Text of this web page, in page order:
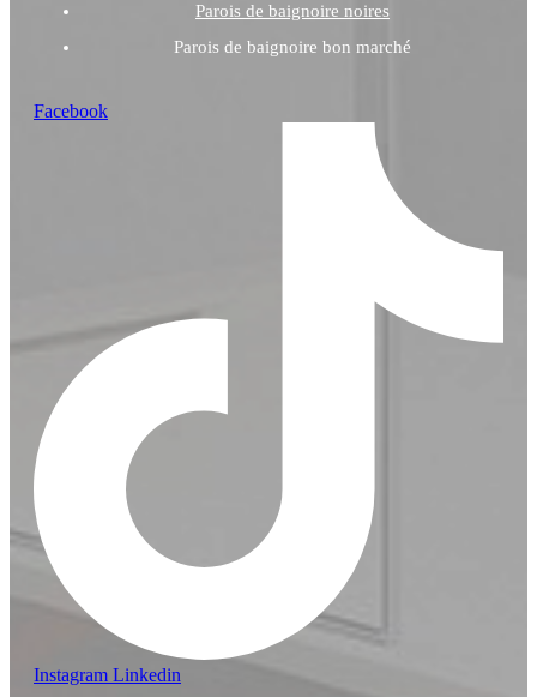
Parois de baignoire noires
Parois de baignoire bon marché
Facebook
Instagram Linkedin